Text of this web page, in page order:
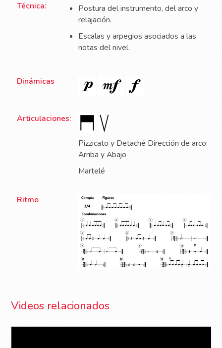
Técnica:
Postura del instrumento, del arco y
relajación.
Escalas y arpegios asociados a las
notas del nivel.
Dinámicas
Articulaciones:
Pizzicato y Detaché Dirección de arco:
Arriba y Abajo
Martelé
Ritmo
Videos relacionados